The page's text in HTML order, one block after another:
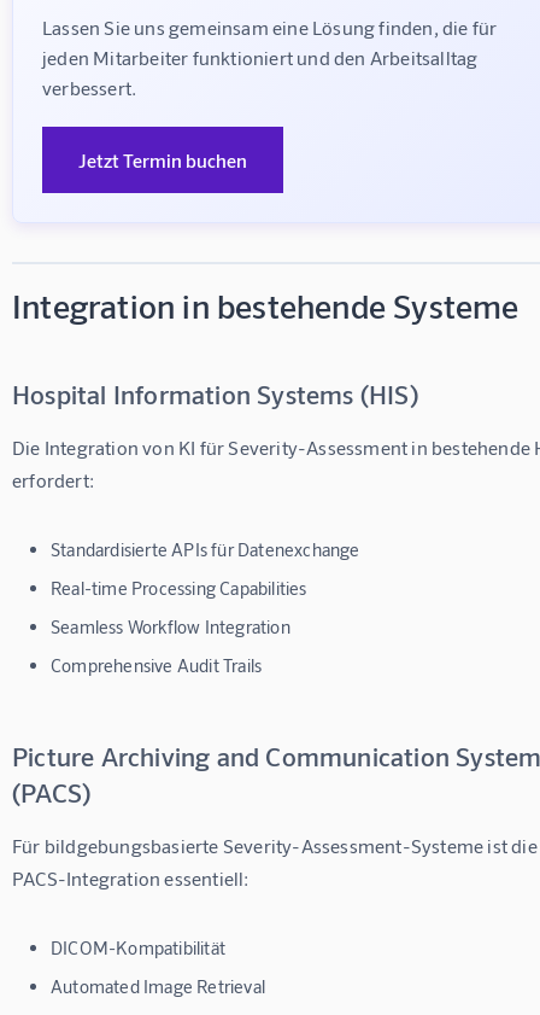
Lassen Sie uns gemeinsam eine Lösung finden, die für
jeden Mitarbeiter funktioniert und den Arbeitsalltag
verbessert.
Jetzt Termin buchen
Integration in bestehende Systeme
Hospital Information Systems (HIS)
Die Integration von KI für Severity-Assessment in bestehende
erfordert:
Standardisierte APIs für Datenexchange
Real-time Processing Capabilities
Seamless Workflow Integration
Comprehensive Audit Trails
Picture Archiving and Communication
(PACS)
Für bildgebungsbasierte Severity-Assessment-Systeme ist
PACS-Integration essentiell:
DICOM-Kompatibilität
Automated Image Retrieval